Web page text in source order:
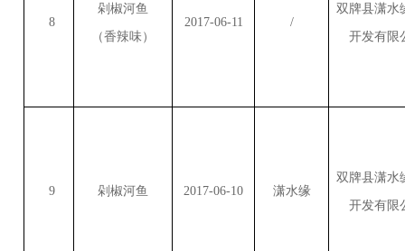
8
剁椒河鱼
（香辣味）
2017-06-11 /
双牌县潇水
开发有限
9 剁椒河鱼 2017-06-10 潇水缘
双牌县潇水
开发有限